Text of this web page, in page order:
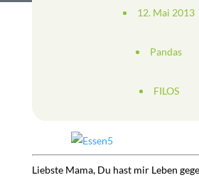
12. Mai 2013
Pandas
FILOS
Liebste Mama, Du hast mir Leben